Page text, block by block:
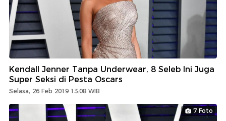
Kendall Jenner Tanpa Underwear, 8 Seleb Ini Juga
Super Seksi di Pesta Oscars
Selasa, 26 Feb 2019 13:08 WIB
7 Foto